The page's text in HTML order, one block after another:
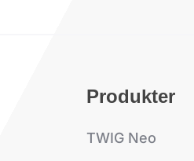
Produkter
TWIG Neo